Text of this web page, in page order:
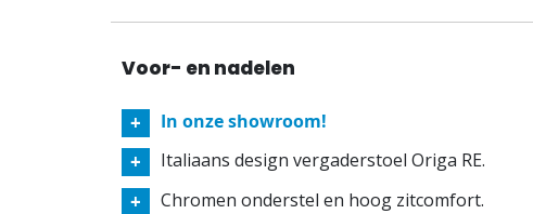
Voor- en nadelen
In onze showroom!
Italiaans design vergaderstoel Origa RE.
Chromen onderstel en hoog zitcomfort.